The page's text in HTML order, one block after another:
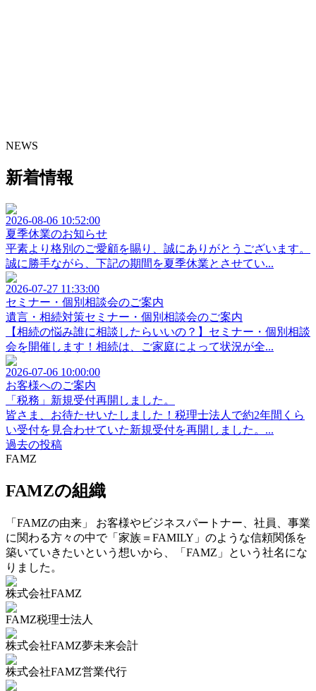
NEWS
新着情報
2026-08-06 10:52:00
夏季休業のお知らせ
平素より格別のご愛顧を賜り、誠にありがとうございます。
誠に勝手ながら、下記の期間を夏季休業とさせてい...
2026-07-27 11:33:00
セミナー・個別相談会のご案内
遺言・相続対策セミナー・個別相談会のご案内
【相続の悩み誰に相談したらいいの？】セミナー・個別相談
会を開催します！相続は、ご家庭によって状況が全...
2026-07-06 10:00:00
お客様へのご案内
「税務」新規受付再開しました。
皆さま、お待たせいたしました！税理士法人で約2年間くら
い受付を見合わせていた新規受付を再開しました。...
過去の投稿
FAMZ
FAMZの組織
「FAMZの由来」 お客様やビジネスパートナー、社員、事業
に関わる方々の中で「家族＝FAMILY」のような信頼関係を
築いていきたいという想いから、「FAMZ」という社名にな
りました。
株式会社FAMZ
FAMZ税理士法人
株式会社FAMZ夢未来会計
株式会社FAMZ営業代行